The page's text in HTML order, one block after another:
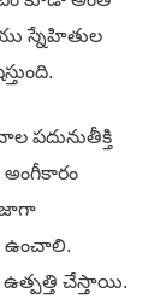
స్నేహితుల
పదునుతీక్తి
అంగీకారం
ఉంచాలి.
చేస్తాయి.